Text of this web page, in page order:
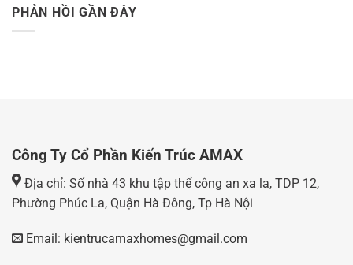
PHẢN HỒI GẦN ĐÂY
Công Ty Cổ Phần Kiến Trúc AMAX
Địa chỉ: Số nhà 43 khu tập thể công an xa la, TDP 12,
Phường Phúc La, Quận Hà Đông, Tp Hà Nội
Email: kientrucamaxhomes@gmail.com